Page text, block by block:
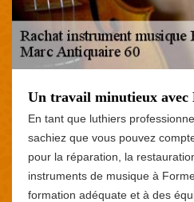
Un travail minutieux
En tant que luthiers
sachiez que vous pouvez
pour la réparation, la
instruments de musique à
formation adéquate et à des